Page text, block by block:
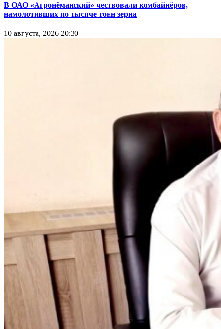
В ОАО «Агронёманский» чествовали комбайнёров,
намолотивших по тысяче тонн зерна
10 августа, 2026 20:30